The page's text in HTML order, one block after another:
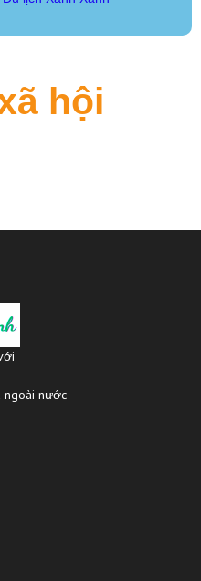
hội
ngoài nước